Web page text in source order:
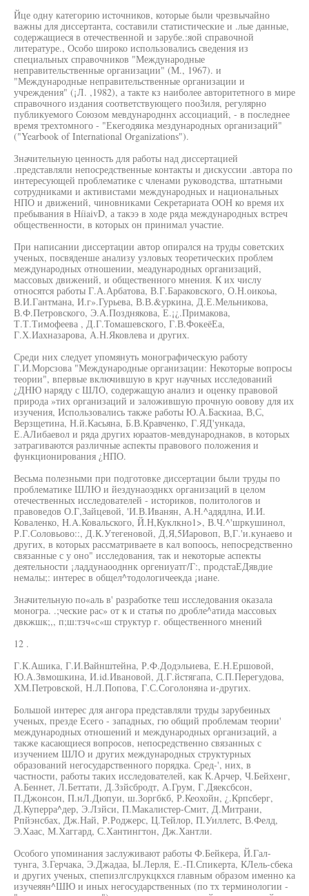
Йце одну категорию источников, которые были чрезвычайно
важны для диссертанта, составили статистические и .лые данные,
содержащиеся в отечественной и зарубе.:яой справочной
литературе., Особо широко использовались сведения из
специальных справочников "Международные
неправительственные организации" (М., 1967). и
"Международные неправительственные организации и
учреждения" (¡Л. ,1982), а такте кз наиболее авторитетного в мире
справочного издания соответствующего пооЗиля, регулярно
публикуемого Союзом мевдународннх ассоциаций, - в последнее
время трехтомного - "Екегодяика мездународных организаций"
("Yearbook of International Organizations").
Значительную ценность для работы над диссертацией
.представляли непосредственные контакты и дискуссии .автора по
интересующей проблематике с членами руководства, штатными
сотрудниками и активистами международных и национальных
НПО и движений, чиновниками Секретариата ООН ко время их
пребывания в HíiaivD, а такээ в ходе ряда международных встреч
общественности, в которых он принимал участие.
При написании диссертации автор опирался на труды советских
ученых, посвяденше анализу узловых теоретических проблем
международных отношении, меадународных организаций,
массовых движений, и общественного мнения. К их числу
относятся работы Г.А.Арбатова, В.Г.Бараковского, О.Н.оикоьа,
В.И.Гантмана, И.г».Гурьева, В.В.&уркина, Д.Е.Мельникова,
В.Ф.Петровского, Э.А.Позднякова, Е.¡¿.Примакова,
Т.Т.Тимофеева , Д.Г.Томашевского, Г.В.ФокеёЕа,
Г.Х.Иахназарова, А.Н.Яковлева и других.
Среди них следует упомянуть монографическую работу
Г.И.Морсзова "Международные организации: Некоторые вопросы
теории", впервые включившую в круг научных исследований
¿ДНЮ наряду с ШЛО, содержащую анализ и оценку правовой
природа »тих организаций и заложившую прочную оовову для их
изучения, Использовались также работы Ю.А.Баскиаа, В,С,
Верзщетина, Н.й.Касьяна, Б.В.Кравченко, Г.ЯД'ункада,
Е.АЛибаевол и ряда других юраатов-мевдународнаков, в которых
затрагиваются различные аспекты правового положения и
функционирования ¿НПО.
Весьма полезными при подготовке диссертации были труды по
проблематике ШЛЮ и йездунаоэднкх организаций в целом
отечественных исследователей - историков, политологов и
правоведов О.Г,Зайцевой, 'И.В.Иванян, А.Н.^адядлна, И.И.
Коваленко, H.A.Ковальского, Й.Н,Куклкно1>, В.Ч.^'шркушинол,
Р.Г.Соловьово::, Д.К.Утегеновой, Д,Я,5Иаровоп, В,Г.'и.кунаево и
других, в которых рассматриваете в кал вопоось, непосредственно
связанные с у оно" исследования, так и некоторые аспекты
деятельности ¡ладдунаоодннк оргениуатг/Г:, продстаЕДявдие
немалы;: интерес в общел^тодологичеекда ¡иане.
Значительную по«аль в' разработке теш исследования оказала
моногра. .;ческие рас» от к и статья по дробле^атида массовых
двкжшк;,, п;ш:тзч«с«ш структур г. общественного мнений
12 .
Г.К.Ашика, Г.И.Вайнштейна, Р.Ф.Додэльиева, Е.Н.Ершовой,
Ю.А.Звмошкина, И.id.Ивановой, Д.Г.йстягапа, С.П.Перегудова,
ХМ.Петровской, Н.Л.Попова, Г.С.Соголоняна и-других.
Большой интерес для ангора представляли труды зарубеиных
ученых, презде Есего - западных, гю общий проблемам теории'
международных отношений и международных организаций, а
также касающиеся вопросов, непосредственно связанных с
изучением ШЛО и других международных структурных
образований негосударственного порядка. Сред-', них, в
частности, работы таких исследователей, как К.Арчер, Ч.Бейхенг,
А.Беннет, Л.Беттати, Д.Ззйсбродт, А.Грум, Г.Дяексбсон,
П.Джонсон, П.нЛ.Дюпуи, ш.Зоргбкб, Р.Кеохойн, ¿.Крпсберг,
Д.Куперра^дер, Э.Лзйси, П.Макалистер-Смит, Д.Митрани,
Рпйэнсбах, Дж.Най, Р.Роджерс, Ц.Тейлор, П.Уиллетс, В.Фелд,
Э.Хаас, М.Хаггард, С.Хантингтон, Дж.Хантли.
Особого упоминания заслуживают работы Ф.Бейкера, Й.Гал-
тунга, З.Герчака, Э.Джадаа, Ы.Лерля, Е.-П.Спикерта, КЛель-сбека
и других ученых, спепизлгслрукцкхся главным образом именно ка
изучеяян^ШЮ и иных негосударственных (по тх терминологии -